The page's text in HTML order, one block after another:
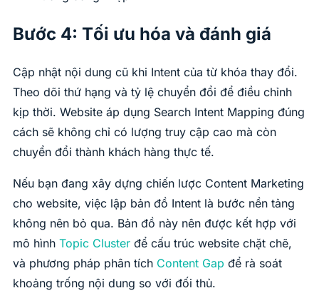
Bước 4: Tối ưu hóa và đánh giá
Cập nhật nội dung cũ khi Intent của từ khóa thay đổi.
Theo dõi thứ hạng và tỷ lệ chuyển đổi để điều chỉnh
kịp thời. Website áp dụng Search Intent Mapping đúng
cách sẽ không chỉ có lượng truy cập cao mà còn
chuyển đổi thành khách hàng thực tế.
Nếu bạn đang xây dựng chiến lược Content Marketing
cho website, việc lập bản đồ Intent là bước nền tảng
không nên bỏ qua. Bản đồ này nên được kết hợp với
mô hình Topic Cluster để cấu trúc website chặt chẽ,
và phương pháp phân tích Content Gap để rà soát
khoảng trống nội dung so với đối thủ.